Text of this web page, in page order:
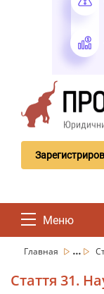
Меню
Главная ...
Стаття 31.